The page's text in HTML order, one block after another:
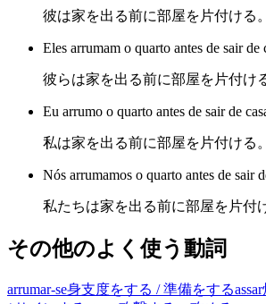
彼は家を出る前に部屋を片付ける。
Eles arrumam o quarto antes de sair de
彼らは家を出る前に部屋を片付け
Eu arrumo o quarto antes de sair de
私は家を出る前に部屋を片付ける。
Nós arrumamos o quarto antes de sair
私たちは家を出る前に部屋を片付
その他のよく使う動詞
arrumar-se身支度をする / 準備をするassar